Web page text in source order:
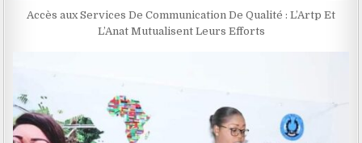
Accès aux Services De Communication De Qualité : L’Artp Et
L’Anat Mutualisent Leurs Efforts